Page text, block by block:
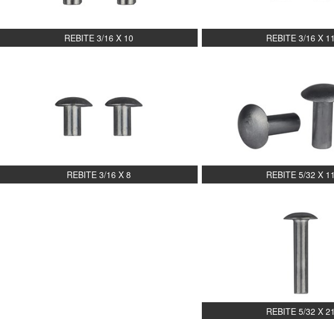
REBITE 3/16 X 10 REBITE 3/16 X 11
REBITE 3/16 X 8 REBITE 5/32 X 11
REBITE 5/32 X 21